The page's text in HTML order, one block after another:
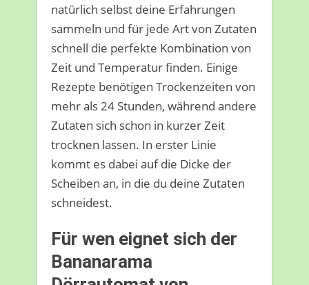
natürlich selbst deine Erfahrungen
sammeln und für jede Art von Zutaten
schnell die perfekte Kombination von
Zeit und Temperatur finden. Einige
Rezepte benötigen Trockenzeiten von
mehr als 24 Stunden, während andere
Zutaten sich schon in kurzer Zeit
trocknen lassen. In erster Linie
kommt es dabei auf die Dicke der
Scheiben an, in die du deine Zutaten
schneidest.
Für wen eignet sich der
Bananarama